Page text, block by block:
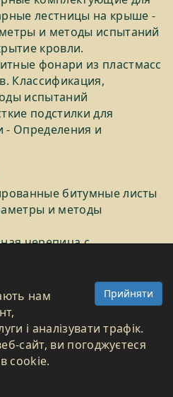
лестницы на крыше -
и методы испытаний
кровли.
фонари из пластмасс
Классификация,
испытаний
подстилки для
- Определения и
битумные листы
и методы
черепица с
–
и методы испытаний
слой типа
битумная мастика) -
и битумные вяжущие -
Прийняти
нам
і аналізувати трафік.
сайт, ви погоджуєтеся
cookie.